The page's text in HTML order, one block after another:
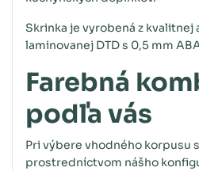
Skrinka je vyrobená z kvalitnej
laminovanej DTD s 0,5 mm
Farebná
podľa vás
Pri výbere vhodného korpusu
prostredníctvom nášho